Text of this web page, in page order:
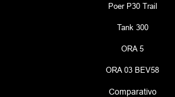
Poer P30 Trail
Tank 300
ORA 5
ORA 03 BEV58
Comparativo